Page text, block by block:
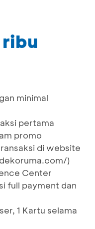
ribu
minimal
pertama
promo
di website
)
Center
full payment dan
1 Kartu selama